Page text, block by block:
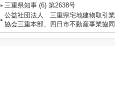
三重県知事 (6) 第2638号
公益社団法人 三重県宅地建物取引
協会三重本部、四日市不動産事業協